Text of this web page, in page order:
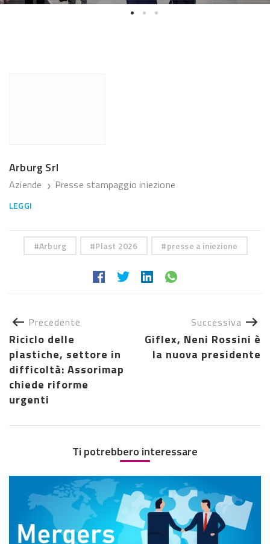
Arburg Srl
Aziende ❯ Presse stampaggio iniezione
LEGGI
Arburg Plast 2026 presse a iniezione
Precedente
Riciclo delle
plastiche, settore in
difficoltà: Assorimap
chiede riforme
urgenti
Successiva
Giflex, Neni Rossini è
la nuova presidente
Ti potrebbero interessare